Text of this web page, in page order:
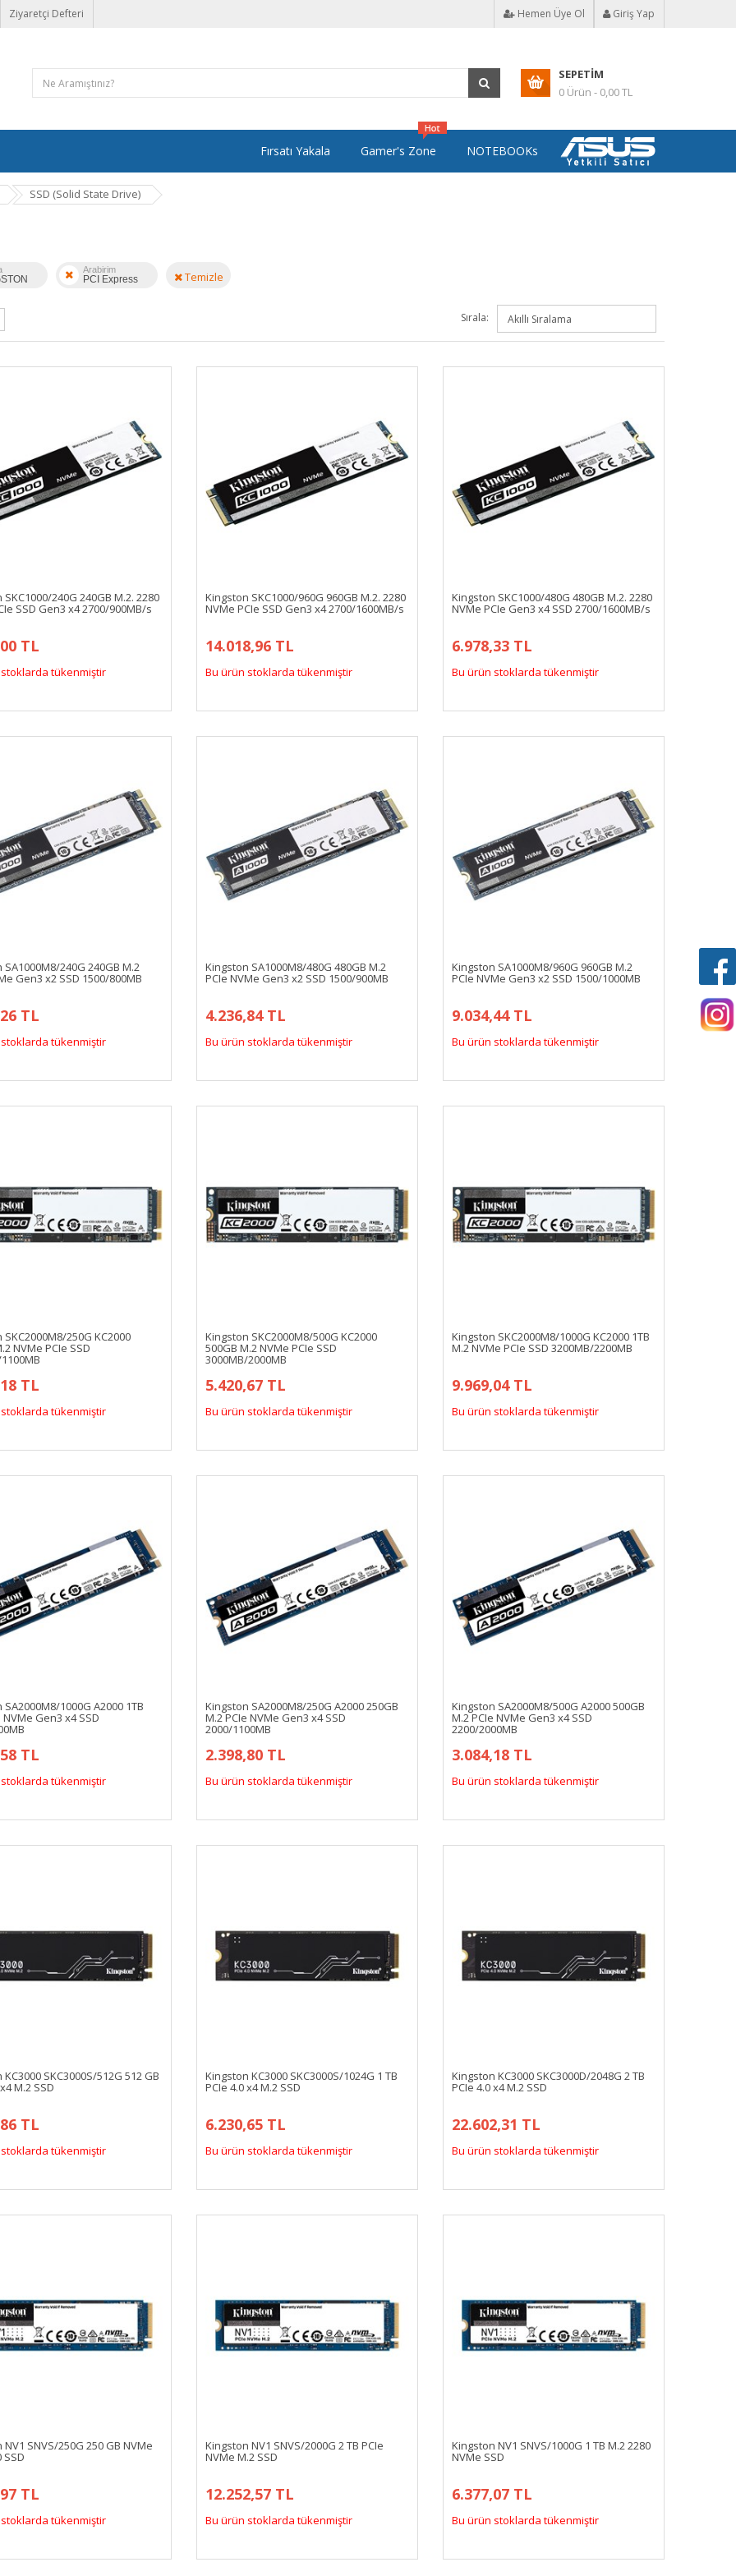
Ziyaretçi Defteri Hemen Üye Ol Giriş Yap
SEPETIM
0 Ürün - 0,00 TL
Fırsatı Yakala Gamer's Zone NOTEBOOKs
SSD (Solid State Drive)
Arabirim
PCI Express Temizle
Sırala:
240G 240GB M.2. 2280
SSD Gen3 x4 2700/900MB/s
TL
tükenmiştir
Kingston SKC1000/960G 960GB M.2. 2280
NVMe PCIe SSD Gen3 x4 2700/1600MB/s
14.018,96 TL
Bu ürün stoklarda tükenmiştir
Kingston SKC1000/480G 480GB M.2. 2280
NVMe PCIe Gen3 x4 SSD 2700/1600MB/s
6.978,33 TL
Bu ürün stoklarda tükenmiştir
240G 240GB M.2
Gen3 x2 SSD 1500/800MB
TL
tükenmiştir
Kingston SA1000M8/480G 480GB M.2
PCIe NVMe Gen3 x2 SSD 1500/900MB
4.236,84 TL
Bu ürün stoklarda tükenmiştir
Kingston SA1000M8/960G 960GB M.2
PCIe NVMe Gen3 x2 SSD 1500/1000MB
9.034,44 TL
Bu ürün stoklarda tükenmiştir
250G KC2000
NVMe PCIe SSD
TL
tükenmiştir
Kingston SKC2000M8/500G KC2000
500GB M.2 NVMe PCIe SSD
3000MB/2000MB
5.420,67 TL
Bu ürün stoklarda tükenmiştir
Kingston SKC2000M8/1000G KC2000 1TB
M.2 NVMe PCIe SSD 3200MB/2200MB
9.969,04 TL
Bu ürün stoklarda tükenmiştir
1000G A2000 1TB
NVMe Gen3 x4 SSD
TL
tükenmiştir
Kingston SA2000M8/250G A2000 250GB
M.2 PCIe NVMe Gen3 x4 SSD
2000/1100MB
2.398,80 TL
Bu ürün stoklarda tükenmiştir
Kingston SA2000M8/500G A2000 500GB
M.2 PCIe NVMe Gen3 x4 SSD
2200/2000MB
3.084,18 TL
Bu ürün stoklarda tükenmiştir
SKC3000S/512G 512 GB
M.2 SSD
TL
tükenmiştir
Kingston KC3000 SKC3000S/1024G 1 TB
PCIe 4.0 x4 M.2 SSD
6.230,65 TL
Bu ürün stoklarda tükenmiştir
Kingston KC3000 SKC3000D/2048G 2 TB
PCIe 4.0 x4 M.2 SSD
22.602,31 TL
Bu ürün stoklarda tükenmiştir
SNVS/250G 250 GB NVMe
SSD
TL
tükenmiştir
Kingston NV1 SNVS/2000G 2 TB PCIe
NVMe M.2 SSD
12.252,57 TL
Bu ürün stoklarda tükenmiştir
Kingston NV1 SNVS/1000G 1 TB M.2 2280
NVMe SSD
6.377,07 TL
Bu ürün stoklarda tükenmiştir